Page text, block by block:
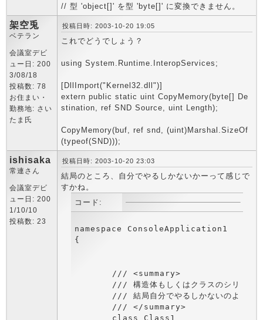
// 型 'object[]' を型 'byte[]' に変換できません。
架空兎
ベテラン
会議室デビ
ュー日: 200
3/08/18
投稿数: 78
お住まい・
勤務地: さい
たま氏
投稿日時: 2003-10-20 19:05
これでどうでしょう？
using System.Runtime.InteropServices;
[DllImport("Kernel32.dll")]
extern public static uint CopyMemory(byte[] De
stination, ref SND Source, uint Length);
CopyMemory(buf, ref snd, (uint)Marshal.SizeOf
(typeof(SND)));
ishisaka
常連さん
会議室デビ
ュー日: 200
1/10/10
投稿数: 23
投稿日時: 2003-10-20 23:03
結局のところ、自分でやるしかないかーって感じで
すかね。
コード:
namespace ConsoleApplication1
{